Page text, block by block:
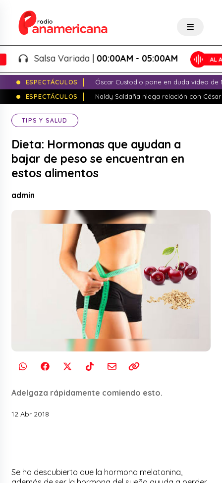
Salsa Variada |00:00AM - 05:00AM
ESPECTÁCULOS
Óscar Custodio pone en duda video de
ESPECTÁCULOS
Naldy Saldaña niega relación con
TIPS Y SALUD
Dieta: Hormonas que ayudan a
bajar de peso se encuentran en
estos alimentos
admin
Adelgaza rápidamente comiendo esto.
12 Abr 2018
Se ha descubierto que la hormona melatonina,